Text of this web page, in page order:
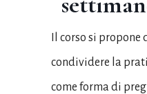
Il corso si propone
condividere la
come forma di